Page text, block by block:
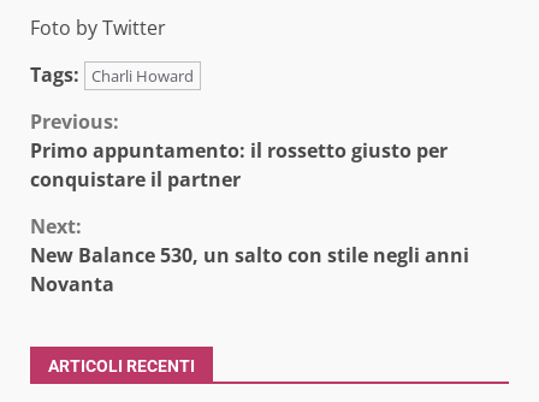
Foto by Twitter
Tags:
Charli Howard
Continue
Reading
Previous:
Primo appuntamento: il rossetto giusto per
conquistare il partner
Next:
New Balance 530, un salto con stile negli anni
Novanta
ARTICOLI RECENTI